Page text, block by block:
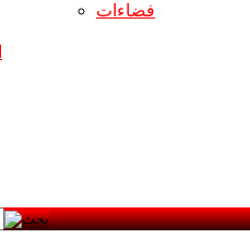
فضاءات